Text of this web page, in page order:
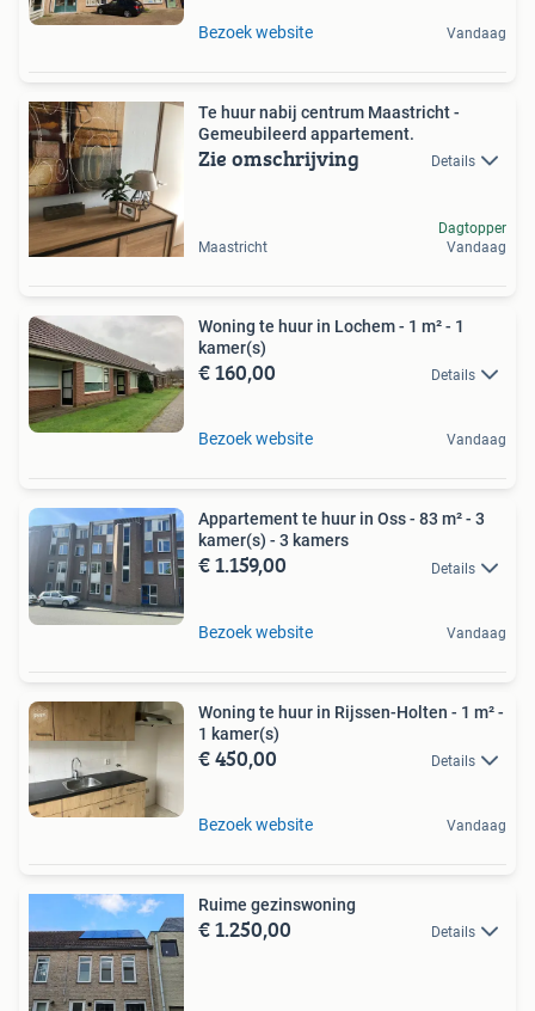
Bezoek website Vandaag
Te huur nabij centrum Maastricht -
Gemeubileerd appartement.
Zie omschrijving Details
Maastricht
Dagtopper
Vandaag
Woning te huur in Lochem - 1 m² - 1
kamer(s)
€ 160,00 Details
Bezoek website Vandaag
Appartement te huur in Oss - 83 m² - 3
kamer(s) - 3 kamers
€ 1.159,00 Details
Bezoek website Vandaag
Woning te huur in Rijssen-Holten - 1 m² -
1 kamer(s)
€ 450,00 Details
Bezoek website Vandaag
Ruime gezinswoning
€ 1.250,00 Details